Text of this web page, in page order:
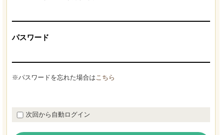
パスワード
※パスワードを忘れた場合はこちら
次回から自動ログイン